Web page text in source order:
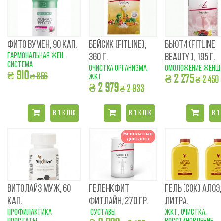
ФИТО ВУМЕН, 90 КАП.
гармональная жен.
система
₴ 910₴ 856
В 1 КЛІК
БЕЙСИК (FITLINE),
360 Г.
очистка организма,
ЖКТ
₴ 2 979₴ 2 933
В 1 КЛІК
БЬЮТИ (FITLINE
BEAUTY ), 195 Г.
омоложение
₴ 2 275₴ 2 450
В
ВИТОЛАЙЗ МУЖ, 60
КАП.
профилактика
Бесплатная
доставка
ГЕЛЕНКФИТ
ФИТЛАЙН, 270 ГР.
суставы
ГЕЛЬ (СОК)
ЛИТРА.
ЖКТ, очистка,